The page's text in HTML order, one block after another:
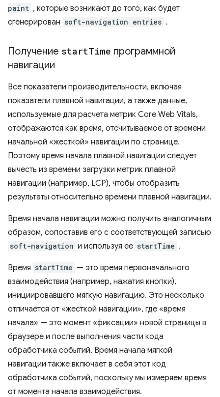
paint , которые возникают до того, как будет
сгенерирован soft-navigation entries .
Получение startTime программной
навигации
Все показатели производительности, включая
показатели плавной навигации, а также данные,
используемые для расчета метрик Core Web Vitals,
отображаются как время, отсчитываемое от времени
начальной «жесткой» навигации по странице.
Поэтому время начала плавной навигации следует
вычесть из времени загрузки метрик плавной
навигации (например, LCP), чтобы отобразить
результаты относительно времени плавной навигации.
Время начала навигации можно получить аналогичным
образом, сопоставив его с соответствующей записью
soft-navigation и используя ее startTime .
Время startTime — это время первоначального
взаимодействия (например, нажатия кнопки),
инициировавшего мягкую навигацию. Это несколько
отличается от «жесткой навигации», где «время
начала» — это момент «фиксации» новой страницы в
браузере и после выполнения части кода
обработчика событий. Время начала мягкой
навигации также включает в себя этот код
обработчика событий, поскольку мы измеряем время
от момента начала взаимодействия.